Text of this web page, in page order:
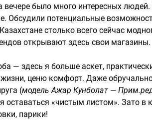
вечере было много интересных
Обсудили потенциальные
столько всего сейчас
открывают здесь свои магазины.
— здесь я больше аскет,
ценю комфорт. Даже
(модель Ажар Кунболат —
оставаться «чистым листом». Зато в
парики!